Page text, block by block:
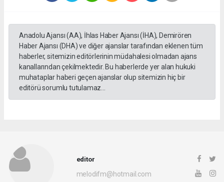
Anadolu Ajansı (AA), İhlas Haber Ajansı (İHA), Demirören
Haber Ajansı (DHA) ve diğer ajanslar tarafından eklenen tüm
haberler, sitemizin editörlerinin müdahalesi olmadan ajans
kanallarından çekilmektedir. Bu haberlerde yer alan hukuki
muhataplar haberi geçen ajanslar olup sitemizin hiç bir
editörü sorumlu tutulamaz...
editor
melodifm@hotmail.com